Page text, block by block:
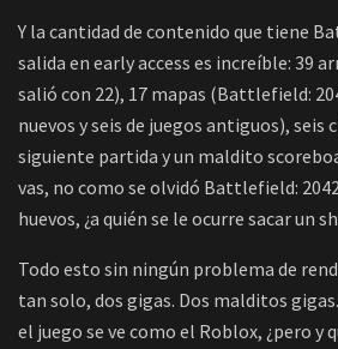
Y la cantidad de contenido que tiene
salida en early access es increíble: 39
salió con 22), 17 mapas (Battlefield:
nuevos y seis de juegos antiguos), seis
siguiente partida y un maldito
vas, no como se olvidó Battlefield:
huevos, ¿a quién se le ocurre sacar un
Todo esto sin ningún problema de
tan solo, dos gigas. Dos malditos
el juego se ve como el Roblox, ¿pero y